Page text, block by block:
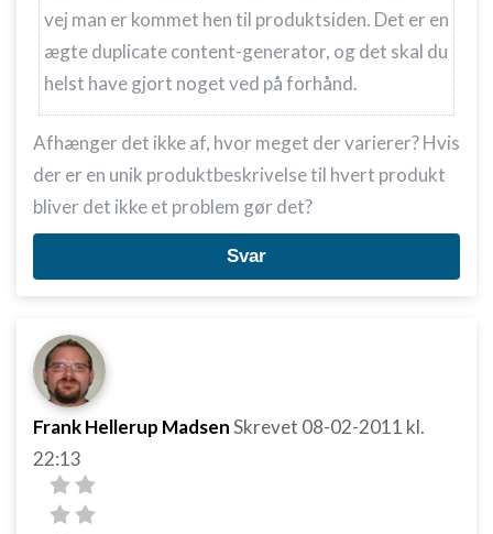
vej man er kommet hen til produktsiden. Det er en
ægte duplicate content-generator, og det skal du
helst have gjort noget ved på forhånd.
Afhænger det ikke af, hvor meget der varierer? Hvis
der er en unik produktbeskrivelse til hvert produkt
bliver det ikke et problem gør det?
Svar
Frank Hellerup MadsenSkrevet 08-02-2011 kl.
22:13